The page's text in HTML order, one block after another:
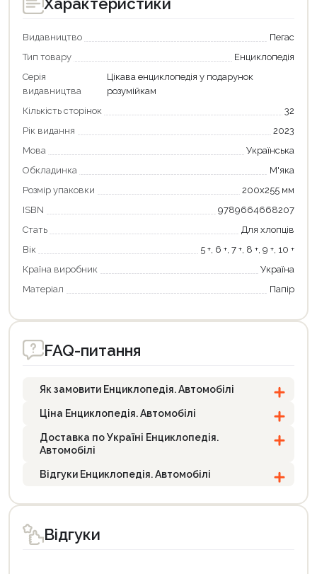
Видавництво
Пегас
Тип товару
Енциклопедія
Серія
видавництва
Цікава енциклопедія у подарунок
розумійкам
Кількість сторінок
32
Рік видання
2023
Мова
Українська
Обкладинка
М'яка
Розмір упаковки
200х255 мм
ISBN
9789664668207
Стать
Для хлопців
Вік
5 +, 6 +, 7 +, 8 +, 9 +, 10 +
Країна виробник
Україна
Матеріал
Папір
FAQ-питання
Як замовити Енциклопедія. Автомобілі
Ціна Енциклопедія. Автомобілі
Доставка по Україні Енциклопедія.
Автомобілі
Відгуки Енциклопедія. Автомобілі
Відгуки
Продовжити покупки
Оформити замовлення